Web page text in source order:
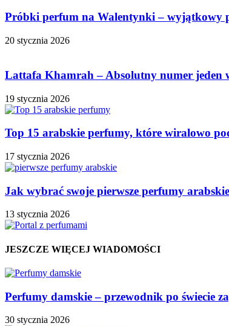
Próbki perfum na Walentynki – wyjątkowy
20 stycznia 2026
Lattafa Khamrah – Absolutny numer jeden
19 stycznia 2026
Top 15 arabskie perfumy, które wiralowo
17 stycznia 2026
Jak wybrać swoje pierwsze perfumy
13 stycznia 2026
JESZCZE WIĘCEJ WIADOMOŚCI
Perfumy damskie – przewodnik po świecie
30 stycznia 2026